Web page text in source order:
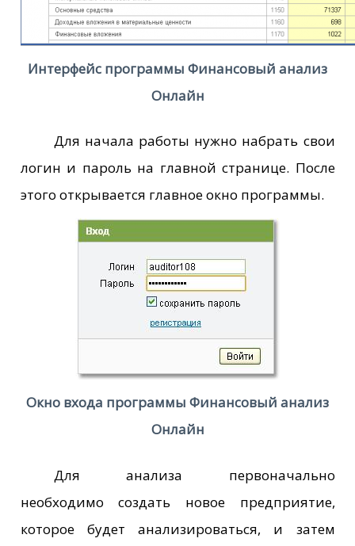
Интерфейс программы Финансовый анализ
Онлайн
Для начала работы нужно набрать свои
логин и пароль на главной странице. После
этого открывается главное окно программы.
Окно входа программы Финансовый анализ
Онлайн
Для анализа первоначально
необходимо создать новое предприятие,
которое будет анализироваться, и затем